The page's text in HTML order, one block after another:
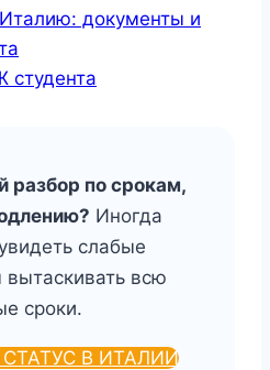
документы и
разбор по срокам,
Иногда
слабые
всю
сроки.
В ИТАЛИИ